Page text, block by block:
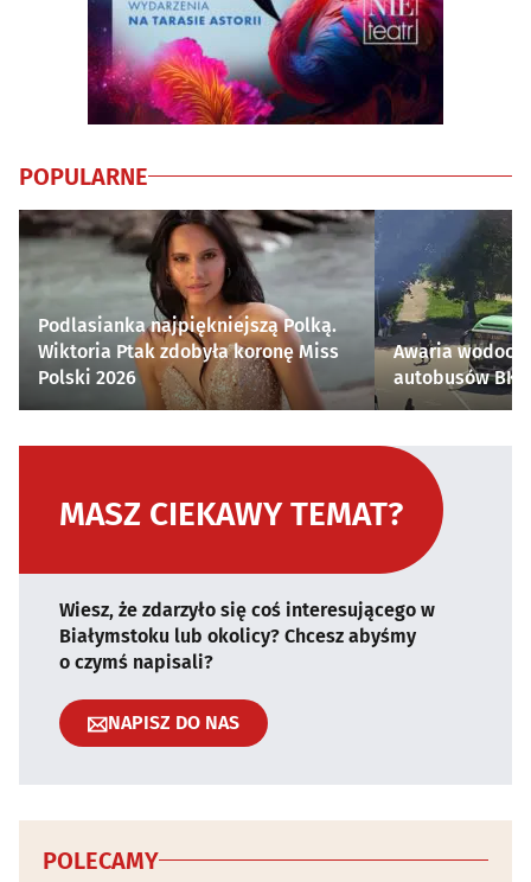
POPULARNE
Podlasianka najpiękniejszą Polką.
Wiktoria Ptak zdobyła koronę Miss
Polski 2026
Awaria
autobusów
MASZ CIEKAWY TEMAT?
Wiesz, że zdarzyło się coś interesującego w
Białymstoku lub okolicy? Chcesz abyśmy
o czymś napisali?
NAPISZ DO NAS
POLECAMY